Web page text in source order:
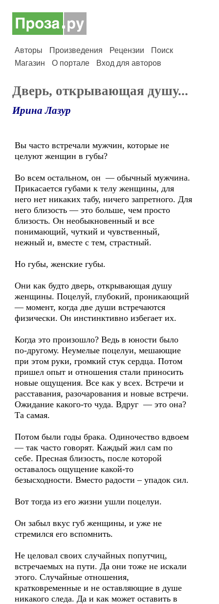
Авторы Произведения Рецензии
Поиск
Магазин
О портале Вход для авторов
Дверь, открывающая душу...
Ирина Лазур
Вы часто встречали мужчин, которые не
целуют женщин в губы?
Во всем остальном, он — обычный мужчина.
Прикасается губами к телу женщины, для
него нет никаких табу, ничего запретного. Для
него близость — это больше, чем просто
близость. Он необыкновенный и все
понимающий, чуткий и чувственный,
нежный и, вместе с тем, страстный.
Но губы, женские губы.
Они как будто дверь, открывающая душу
женщины. Поцелуй, глубокий, проникающий
— момент, когда две души встречаются
физически. Он инстинктивно избегает их.
Когда это произошло? Ведь в юности было
по-другому. Неумелые поцелуи, мешающие
при этом руки, громкий стук сердца. Потом
пришел опыт и отношения стали приносить
новые ощущения. Все как у всех. Встречи и
расставания, разочарования и новые встречи.
Ожидание какого-то чуда. Вдруг — это она?
Та самая.
Потом были годы брака. Одиночество вдвоем
— так часто говорят. Каждый жил сам по
себе. Пресная близость, после которой
оставалось ощущение какой-то
безысходности. Вместо радости – упадок сил.
Вот тогда из его жизни ушли поцелуи.
Он забыл вкус губ женщины, и уже не
стремился его вспомнить.
Не целовал своих случайных попутчиц,
встречаемых на пути. Да они тоже не искали
этого. Случайные отношения,
кратковременные и не оставляющие в душе
никакого следа. Да и как может оставить в